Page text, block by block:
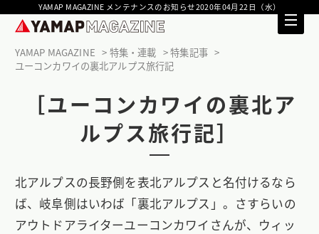
YAMAP MAGAZINE メンテナンスのお知らせ2020年04月22日（水）
YAMAP MAGAZINE 特集・連載
特集記事
ユーコンカワイの裏北アルプス旅行記
［ユーコンカワイの裏北ア
ルプス旅行記］
北アルプスの長野側を表北アルプスと名付けるなら
ば、岐阜側はいわば「裏北アルプス」。さすらいの
アウトドアライターユーコンカワイさんが、ウィッ